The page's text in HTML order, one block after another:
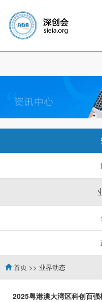
首页 >> 业界动态
2025粤港澳大湾区科创百